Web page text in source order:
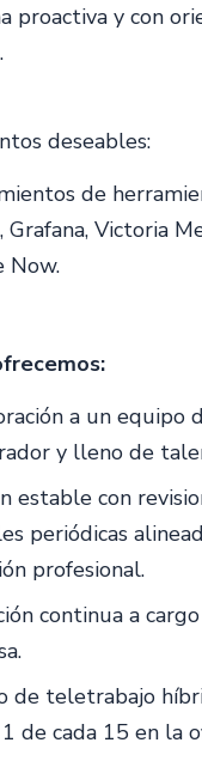
proactiva y con
deseables:
de
Grafana, Victoria
Now.
a un equipo
y lleno de
estable con
periódicas
profesional.
continua a
de teletrabajo
de cada 15 en la